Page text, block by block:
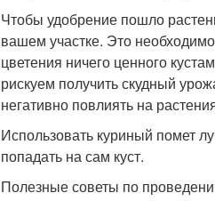
Чтобы удобрение пошло
вашем участке. Это
цветения ничего ценного
рискуем получить скудный
негативно повлиять на
Использовать куриный помет
попадать на сам куст.
Полезные советы по